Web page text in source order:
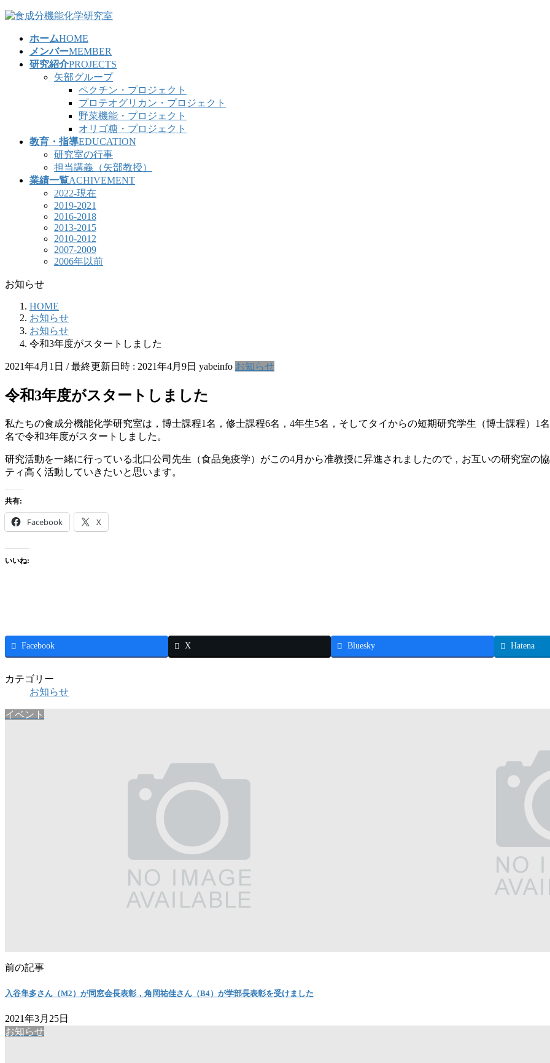
コ
ナ
ホームHOME
メンバーMEMBER
研究紹介PROJECTS
矢部グループ
ペクチン・プロジェクト
プロテオグリカン・プロジェクト
野菜機能・プロジェクト
オリゴ糖・プロジェクト
教育・指導EDUCATION
研究室の行事
担当講義（矢部教授）
業績一覧ACHIVEMENT
2022-現在
2019-2021
2016-2018
2013-2015
2010-2012
2007-2009
2006年以前
お知らせ
HOME
お知らせ
お知らせ
令和3年度がスタートしました
2021年4月1日 / 最終更新日時 : 2021年4月9日 yabeinfo お知らせ
令和3年度がスタートしました
私たちの食成分機能化学研究室は，博士課程1名，修士課程6名，4年生5名，そしてタイからの短期研究学生（博士課程）1
名で令和3年度がスタートしました。
研究活動を一緒に行っている北口公司先生（食品免疫学）がこの4月から准教授に昇進されましたので，お互いの研究室の
ティ高く活動していきたいと思います。
共有:
Facebook X
いいね:
Facebook X Bluesky Hatena
カテゴリー
お知らせ
イベント
前の記事
入谷隼多さん（M2）が同窓会長表彰，角岡祐佳さん（B4）が学部長表彰を受けました
2021年3月25日
お知らせ